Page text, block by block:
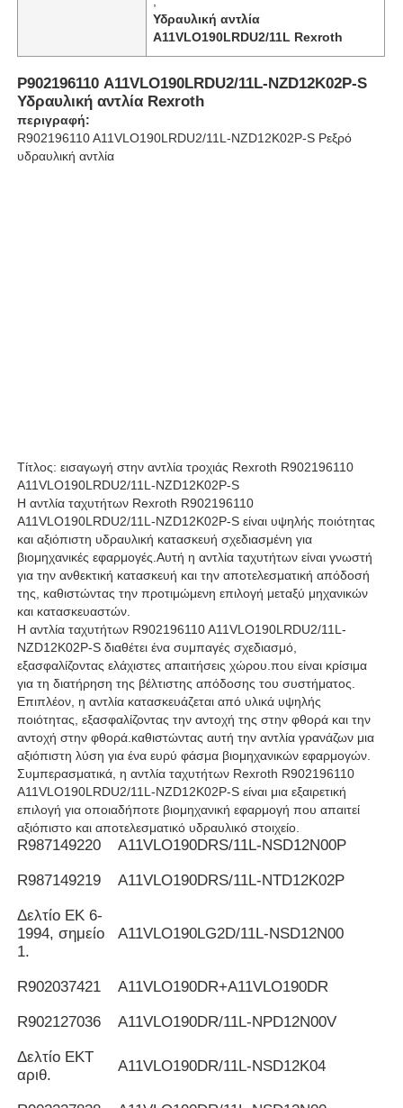
Επισκέψεις στο εργοστάσιο
Ποιοτικός έλεγχος
Επικοινωνήστε μαζί μας
Υδραυλική αντλία Vickers
Υδραυλική βαλβίδα Rexroth
Συσκευές φίλτρου Rexroth
Υδραυλική βαλβίδα YUKEN
Υδραυλική αντλία Yuken
Υδραυλική αντλία
A11VLO190LRDU2/11L Rexroth
Ρ902196110 A11VLO190LRDU2/11L-NZD12K02P-S
Υδραυλική αντλία Rexroth
περιγραφή:
R902196110 A11VLO190LRDU2/11L-NZD12K02P-S Ρεξρό
υδραυλική αντλία
Τίτλος: εισαγωγή στην αντλία τροχιάς Rexroth R902196110
A11VLO190LRDU2/11L-NZD12K02P-S
Η αντλία ταχυτήτων Rexroth R902196110
A11VLO190LRDU2/11L-NZD12K02P-S είναι υψηλής ποιότητας
και αξιόπιστη υδραυλική κατασκευή σχεδιασμένη για
βιομηχανικές εφαρμογές.Αυτή η αντλία ταχυτήτων είναι γνωστή
για την ανθεκτική κατασκευή και την αποτελεσματική απόδοσή
της, καθιστώντας την προτιμώμενη επιλογή μεταξύ μηχανικών
και κατασκευαστών.
Η αντλία ταχυτήτων R902196110 A11VLO190LRDU2/11L-
NZD12K02P-S διαθέτει ένα συμπαγές σχεδιασμό,
εξασφαλίζοντας ελάχιστες απαιτήσεις χώρου.που είναι κρίσιμα
για τη διατήρηση της βέλτιστης απόδοσης του συστήματος.
Επιπλέον, η αντλία κατασκευάζεται από υλικά υψηλής
ποιότητας, εξασφαλίζοντας την αντοχή της στην φθορά και την
αντοχή στην φθορά.καθιστώντας αυτή την αντλία γρανάζων μια
αξιόπιστη λύση για ένα ευρύ φάσμα βιομηχανικών εφαρμογών.
Συμπερασματικά, η αντλία ταχυτήτων Rexroth R902196110
A11VLO190LRDU2/11L-NZD12K02P-S είναι μια εξαιρετική
επιλογή για οποιαδήποτε βιομηχανική εφαρμογή που απαιτεί
αξιόπιστο και αποτελεσματικό υδραυλικό στοιχείο.
R987149220 Α11VLO190DRS/11L-NSD12N00P
R987149219 Α11VLO190DRS/11L-NTD12K02P
Δελτίο ΕΚ 6-
1994, σημείο
1.
Α11VLO190LG2D/11L-NSD12N00
R902037421 Α11VLO190DR+A11VLO190DR
R902127036 Α11VLO190DR/11L-NPD12N00V
Δελτίο ΕΚΤ
αριθ.
Α11VLO190DR/11L-NSD12K04